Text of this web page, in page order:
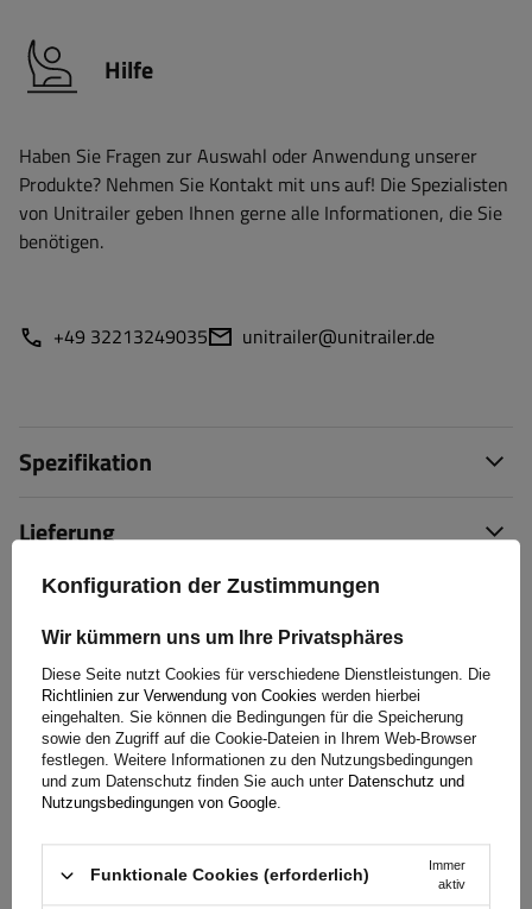
Hilfe
Haben Sie Fragen zur Auswahl oder Anwendung unserer
Produkte? Nehmen Sie Kontakt mit uns auf! Die Spezialisten
von Unitrailer geben Ihnen gerne alle Informationen, die Sie
benötigen.
+49 32213249035 unitrailer@unitrailer.de
Spezifikation
Lieferung
Frage stellen
Herunterladen(1)
Bewertungen(6)
5/5
Konfiguration der Zustimmungen
Wir kümmern uns um Ihre Privatsphäres
Diese Seite nutzt Cookies für verschiedene Dienstleistungen. Die
Richtlinien zur Verwendung von Cookies werden hierbei
eingehalten. Sie können die Bedingungen für die Speicherung
sowie den Zugriff auf die Cookie-Dateien in Ihrem Web-Browser
festlegen. Weitere Informationen zu den Nutzungsbedingungen
und zum Datenschutz finden Sie auch unter Datenschutz und
Nutzungsbedingungen von Google.
Funktionale Cookies (erforderlich)
Immer
aktiv